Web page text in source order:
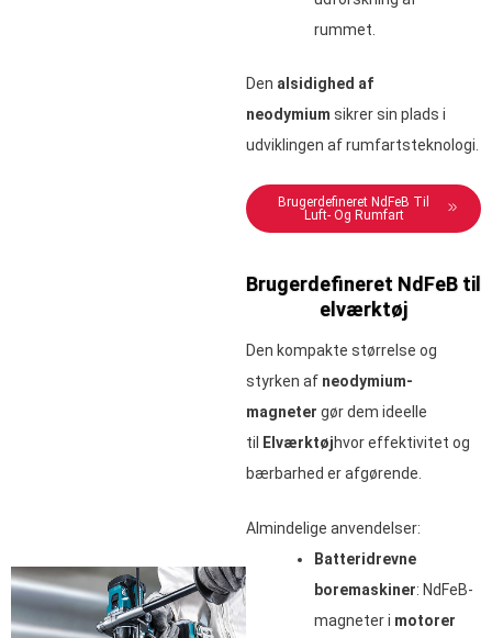
rummet.
Den alsidighed af
neodymium sikrer sin plads i
udviklingen af rumfartsteknologi.
Brugerdefineret NdFeB Til
Luft- Og Rumfart
Brugerdefineret NdFeB til
elværktøj
Den kompakte størrelse og
styrken af neodymium-
magneter gør dem ideelle
til
Elværktøjhvor effektivitet og
bærbarhed er afgørende.
Almindelige anvendelser:
Batteridrevne
boremaskiner: NdFeB-
magneter i motorer